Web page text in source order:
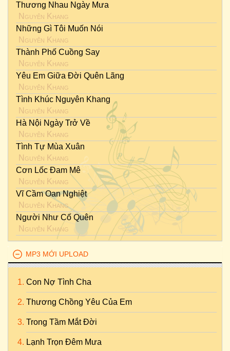
Thương Nhau Ngày Mưa
Nguyên Khang
Những Gì Tôi Muốn Nói
Nguyên Khang
Thành Phố Cuồng Say
Nguyên Khang
Yêu Em Giữa Đời Quên Lãng
Nguyên Khang
Tình Khúc Nguyên Khang
Nguyên Khang
Hà Nội Ngày Trở Về
Nguyên Khang
Tình Tự Mùa Xuân
Nguyên Khang
Cơn Lốc Đam Mê
Nguyên Khang
Vĩ Cầm Oan Nghiệt
Nguyên Khang
Người Như Cố Quên
Nguyên Khang
MP3 MỚI UPLOAD
Con Nợ Tình Cha
Thương Chồng Yêu Của Em
Trong Tầm Mắt Đời
Lạnh Trọn Đêm Mưa